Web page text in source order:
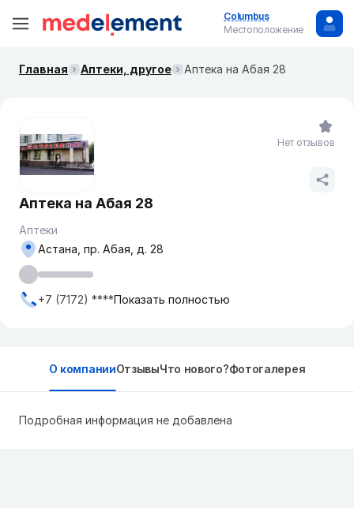
Columbus
Местоположение
Главная Аптеки, другое Аптека на Абая 28
Аптека на Абая 28
Аптеки
Астана, пр. Абая, д. 28
+7 (7172) ****Показать полностью
Нет отзывов
О компанииОтзывыЧто нового?Фотогалерея
Подробная информация не добавлена